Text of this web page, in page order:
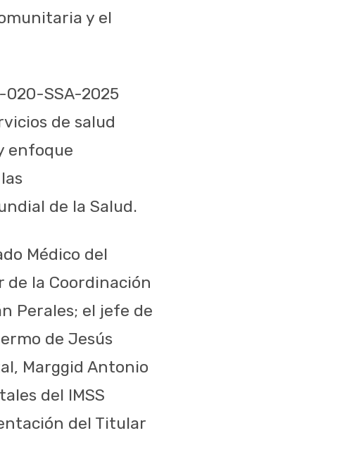
y el
020-SSA-2025
de salud
enfoque
de la Salud.
Médico del
de la Coordinación
Perales; el jefe de
de Jesús
Marggid Antonio
del IMSS
del Titular